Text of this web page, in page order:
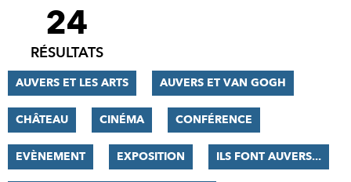
FILTRER
RÉSULTATS
24
RÉSULTATS
AUVERS ET LES ARTS AUVERS ET VAN GOGH
CHÂTEAU CINÉMA CONFÉRENCE
EVÈNEMENT EXPOSITION ILS FONT AUVERS...